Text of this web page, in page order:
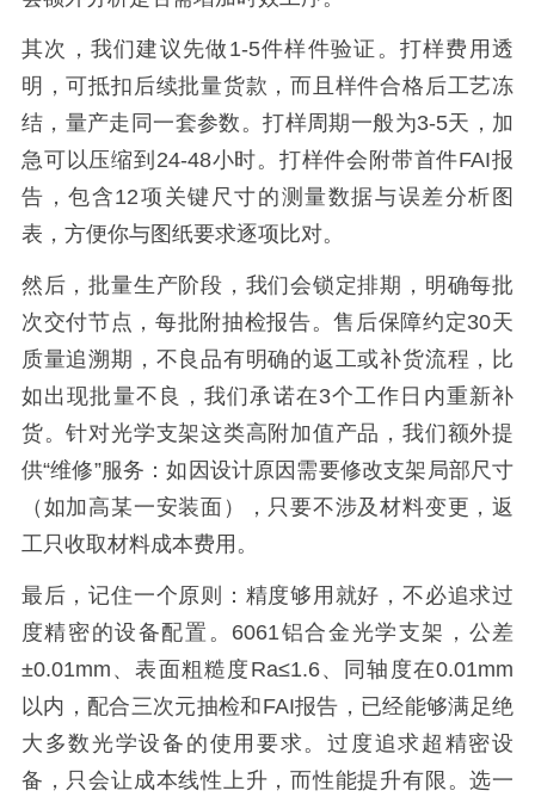
其次，我们建议先做1-5件样件验证。打样费用透
明，可抵扣后续批量货款，而且样件合格后工艺冻
结，量产走同一套参数。打样周期一般为3-5天，加
急可以压缩到24-48小时。打样件会附带首件FAI报
告，包含12项关键尺寸的测量数据与误差分析图
表，方便你与图纸要求逐项比对。
然后，批量生产阶段，我们会锁定排期，明确每批
次交付节点，每批附抽检报告。售后保障约定30天
质量追溯期，不良品有明确的返工或补货流程，比
如出现批量不良，我们承诺在3个工作日内重新补
货。针对光学支架这类高附加值产品，我们额外提
供“维修”服务：如因设计原因需要修改支架局部尺寸
（如加高某一安装面），只要不涉及材料变更，返
工只收取材料成本费用。
最后，记住一个原则：精度够用就好，不必追求过
度精密的设备配置。6061铝合金光学支架，公差
±0.01mm、表面粗糙度Ra≤1.6、同轴度在0.01mm
以内，配合三次元抽检和FAI报告，已经能够满足绝
大多数光学设备的使用要求。过度追求超精密设
备，只会让成本线性上升，而性能提升有限。选一